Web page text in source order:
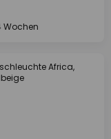
Wochen
Africa,